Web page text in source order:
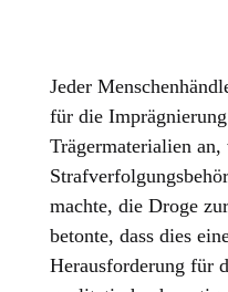
Jeder
für die
Trägermaterialien
machte, die Droge
betonte, dass dies
Herausforderung für